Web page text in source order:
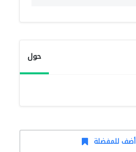
حول
أضف للمفضلة